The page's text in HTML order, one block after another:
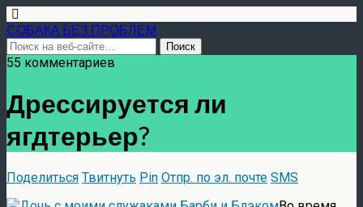
СОБАКА БЕЗ ПРОБЛЕМ
55 комментариев
Дрессируется ли
ягдтерьер?
Поделиться Твитнуть Pin Отпр. по эл. почте SMS